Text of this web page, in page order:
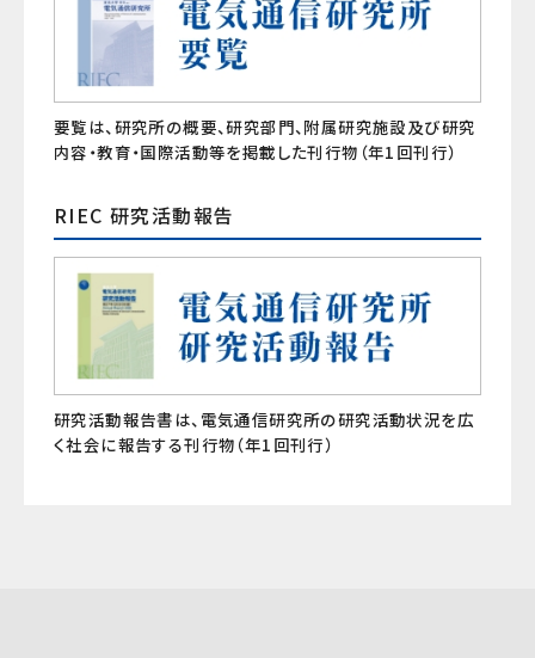
要覧は、研究所の概要、研究部門、附属研究施設及び研究
内容・教育・国際活動等を掲載した刊行物（年1回刊行）
RIEC 研究活動報告
研究活動報告書は、電気通信研究所の研究活動状況を広
く社会に報告する刊行物（年1回刊行）